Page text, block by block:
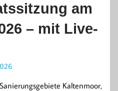
am
– mit Live-
Kaltenmoor,